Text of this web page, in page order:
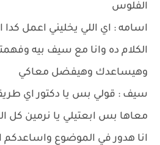
الفلوس
اسامه : اي اللي يخليني اعمل
الكلام ده وانا مع سيف بيه
وهيساعدك وهيفضل معاكي
سيف : قولي بس يا دكتور اي
معاها بس ابعتيلي يا نرمين كل
انا هدور في الموضوع واساعدكم